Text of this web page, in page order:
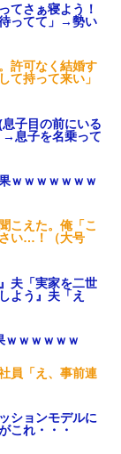
てさぁ寝よう！
ってて」→勢い
許可なく結婚す
て持って来い」
子目の前にいる
→息子を名乗って
ｗｗｗｗｗｗｗ
こえた。俺「こ
い…！（大号
夫「実家を二世
よう』夫「え
ｗｗｗｗｗｗ
員「え、事前連
ションモデルに
これ・・・